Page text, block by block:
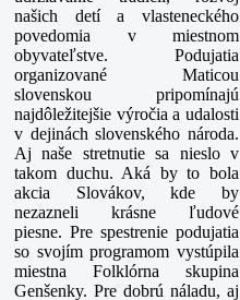
našich detí a vlasteneckého
povedomia v miestnom
obyvateľstve. Podujatia
organizované Maticou
slovenskou pripomínajú
najdôležitejšie výročia a udalosti
v dejinách slovenského národa.
Aj naše stretnutie sa nieslo v
takom duchu. Aká by to bola
akcia Slovákov, kde by
nezazneli krásne ľudové
piesne. Pre spestrenie podujatia
so svojím programom vystúpila
miestna Folklórna skupina
Genšenky. Pre dobrú náladu, aj